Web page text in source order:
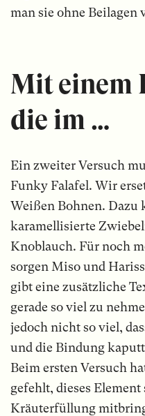
man sie ohne Beilagen
Mit einem
die im …
Ein zweiter Versuch
Funky Falafel. Wir
Weißen Bohnen. Dazu
karamellisierte
Knoblauch. Für noch
sorgen Miso und
gibt eine zusätzliche
gerade so viel zu
jedoch nicht so viel,
und die Bindung
Beim ersten Versuch
gefehlt, dieses
Kräuterfüllung